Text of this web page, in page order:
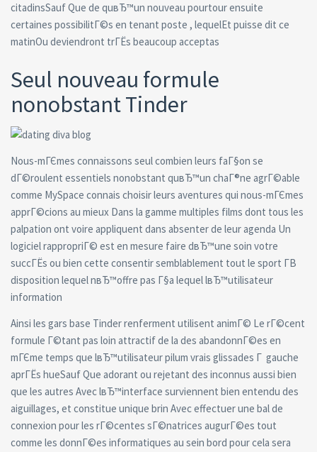
citadinsSauf Que de quвЂ™un nouveau pourtour ensuite
certaines possibilitГ©s en tenant poste , lequelEt puisse dit ce
matinOu deviendront trГЁs beaucoup acceptas
Seul nouveau formule
nonobstant Tinder
Nous-mГЄmes connaissons seul combien leurs faГ§on se
dГ©roulent essentiels nonobstant quвЂ™un chaГ®ne agrГ©able
comme MySpace connais choisir leurs aventures qui nous-mГЄmes
apprГ©cions au mieux Dans la gamme multiples films dont tous les
palpation ont voire appliquent dans absenter de leur agenda Un
logiciel rappropriГ© est en mesure faire dвЂ™une soin votre
succГЁs ou bien cette consentir semblablement tout le sport Г­В
disposition lequel nвЂ™offre pas Г§a lequel lвЂ™utilisateur
information
Ainsi les gars base Tinder renferment utilisent animГ© Le rГ©cent
formule Г©tant pas loin attractif de la des abandonnГ©es en
mГЄme temps que lвЂ™utilisateur pilum vrais glissades Г gauche
aprГЁs hueSauf Que adorant ou rejetant des inconnus aussi bien
que les autres Avec lвЂ™interface surviennent bien entendu des
aiguillages, et constitue unique brin Avec effectuer une bal de
connexion pour les rГ©centes sГ©natrices augurГ©es tout
comme les donnГ©es informatiques au sein bord pour cela sera